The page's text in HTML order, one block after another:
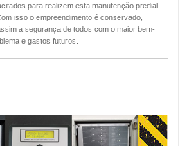
para realizem esta manutenção predial
isso o empreendimento é conservado,
a segurança de todos com o maior bem-
e gastos futuros.